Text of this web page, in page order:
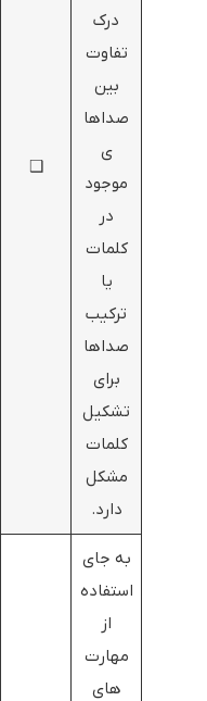
درک
تفاوت
بین
صداها
ی
موجود
در
کلمات
یا
ترکیب
صداها
برای
تشکیل
کلمات
مشکل
دارد.
❑
به جای
استفاده
از
مهارت‌
های